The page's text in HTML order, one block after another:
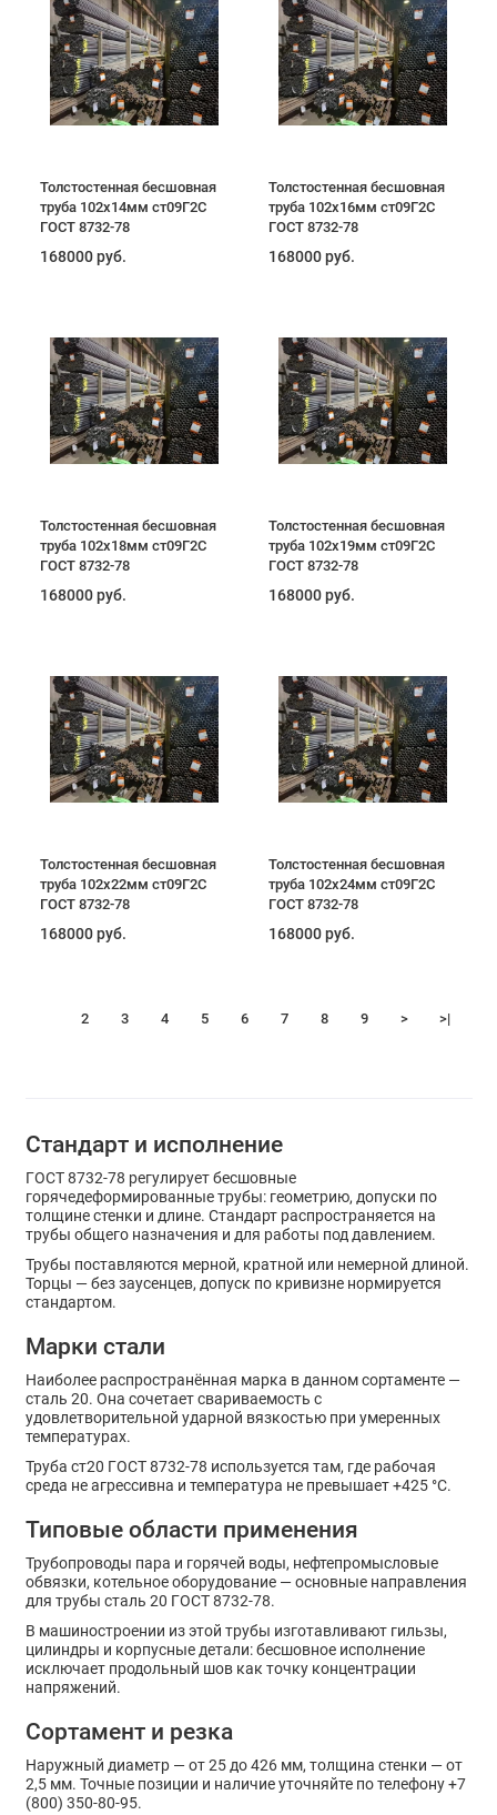
Толстостенная бесшовная
труба 102х14мм ст09Г2С
ГОСТ 8732-78
168000 руб.
Толстостенная бесшовная
труба 102х16мм ст09Г2С
ГОСТ 8732-78
168000 руб.
Толстостенная бесшовная
труба 102х18мм ст09Г2С
ГОСТ 8732-78
168000 руб.
Толстостенная бесшовная
труба 102х19мм ст09Г2С
ГОСТ 8732-78
168000 руб.
Толстостенная бесшовная
труба 102х22мм ст09Г2С
ГОСТ 8732-78
168000 руб.
Толстостенная бесшовная
труба 102х24мм ст09Г2С
ГОСТ 8732-78
168000 руб.
2 3 4 5 6 7 8 9 > >|
Стандарт и исполнение
ГОСТ 8732-78 регулирует бесшовные
горячедеформированные трубы: геометрию, допуски по
толщине стенки и длине. Стандарт распространяется на
трубы общего назначения и для работы под давлением.
Трубы поставляются мерной, кратной или немерной длиной.
Торцы — без заусенцев, допуск по кривизне нормируется
стандартом.
Марки стали
Наиболее распространённая марка в данном сортаменте —
сталь 20. Она сочетает свариваемость с
удовлетворительной ударной вязкостью при умеренных
температурах.
Труба ст20 ГОСТ 8732-78 используется там, где рабочая
среда не агрессивна и температура не превышает +425 °C.
Типовые области применения
Трубопроводы пара и горячей воды, нефтепромысловые
обвязки, котельное оборудование — основные направления
для трубы сталь 20 ГОСТ 8732-78.
В машиностроении из этой трубы изготавливают гильзы,
цилиндры и корпусные детали: бесшовное исполнение
исключает продольный шов как точку концентрации
напряжений.
Сортамент и резка
Наружный диаметр — от 25 до 426 мм, толщина стенки — от
2,5 мм. Точные позиции и наличие уточняйте по телефону +7
(800) 350-80-95.